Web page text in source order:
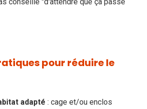
pour réduire le
adapté : cage et/ou enclos